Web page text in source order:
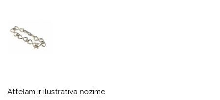
Attēlam ir ilustratīva nozīme